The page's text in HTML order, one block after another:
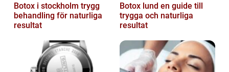
Botox i stockholm trygg
behandling för naturliga
resultat
Botox lund en guide till
trygga och naturliga
resultat